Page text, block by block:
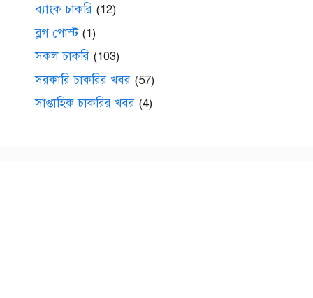
ব্যাংক চাকরি (12)
ব্লগ পোস্ট(1)
সকল চাকরি (103)
সরকারি চাকরির খবর (57)
সাপ্তাহিক চাকরির খবর (4)